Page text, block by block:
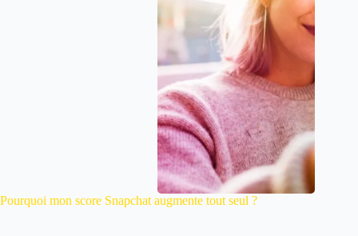
Pourquoi mon score Snapchat augmente tout seul ?